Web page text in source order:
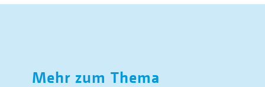
Mehr zum Thema